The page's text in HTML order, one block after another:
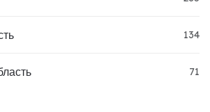
134
71